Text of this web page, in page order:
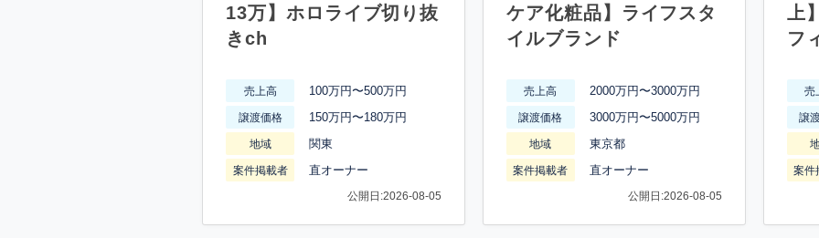
13万】ホロライブ切り抜
きch
売上高 100万円〜500万円
譲渡価格 150万円〜180万円
地域 関東
案件掲載者 直オーナー
公開日:2026-08-05
ケア化粧品】ライフスタ
イルブランド
売上高 2000万円〜3000万円
譲渡価格 3000万円〜5000万円
地域 東京都
案件掲載者 直オーナー
公開日:2026-08-05
上
フ
売
譲
案件